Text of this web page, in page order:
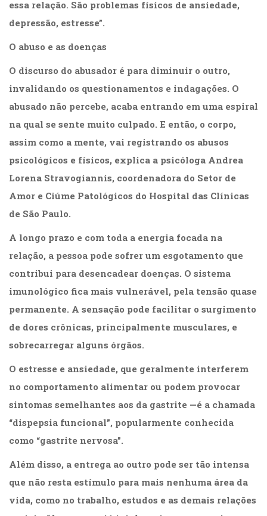
Puericultura
(23)
(8)
Públicas
e
Empresarial
(31)
Filosofia
(63)
(132)
Sem
(0)
Televisão
(22)
Temas
africanos
(30)
Ocupacional
(21)
e
RH
(1)
Vida
(32)
essa relação. São problemas físicos de ansiedade,
depressão, estresse”.
O abuso e as doenças
O discurso do abusador é para diminuir o outro,
invalidando os questionamentos e indagações. O
abusado não percebe, acaba entrando em uma espiral
na qual se sente muito culpado. E então, o corpo,
assim como a mente, vai registrando os abusos
psicológicos e físicos, explica a psicóloga Andrea
Lorena Stravogiannis, coordenadora do Setor de
Amor e Ciúme Patológicos do Hospital das Clínicas
de São Paulo.
A longo prazo e com toda a energia focada na
relação, a pessoa pode sofrer um esgotamento que
contribui para desencadear doenças. O sistema
imunológico fica mais vulnerável, pela tensão quase
permanente. A sensação pode facilitar o surgimento
de dores crônicas, principalmente musculares, e
sobrecarregar alguns órgãos.
O estresse e ansiedade, que geralmente interferem
no comportamento alimentar ou podem provocar
sintomas semelhantes aos da gastrite —é a chamada
“dispepsia funcional”, popularmente conhecida
como “gastrite nervosa”.
Além disso, a entrega ao outro pode ser tão intensa
que não resta estímulo para mais nenhuma área da
vida, como no trabalho, estudos e as demais relações